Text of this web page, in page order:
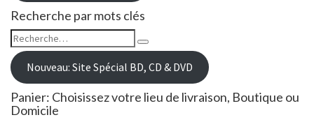
Recherche par mots clés
Rechercher :
Recherche
Nouveau: Site Spécial BD, CD & DVD
Panier: Choisissez votre lieu de livraison, Boutique ou
Domicile